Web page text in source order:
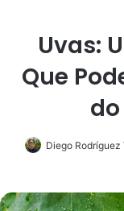
Uvas:
Que
Diego Rodríguez